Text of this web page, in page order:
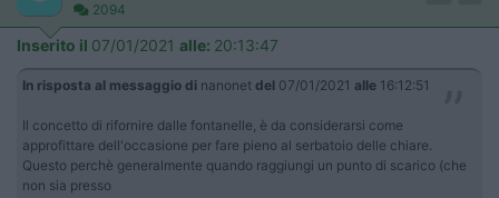
2094
Inserito il 07/01/2021 alle: 20:13:47
In risposta al messaggio di nanonet del 07/01/2021 alle 16:12:51
Il concetto di rifornire dalle fontanelle, è da considerarsi come
approfittare dell'occasione per fare pieno al serbatoio delle chiare.
Questo perchè generalmente quando raggiungi un punto di scarico (che
non sia presso